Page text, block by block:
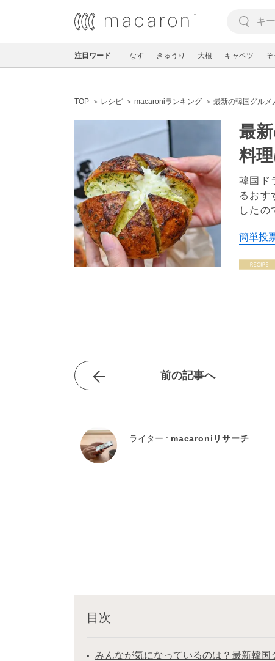
注目ワード なす きゅうり 大根 キャベツ そ
TOP レシピ macaroniランキング 最新の韓国グルメ
最
料
韓国ド
るおす
したの
簡単投
前の記事へ
ライター : macaroniリサーチ
目次
みんなが気になっているのは？最新韓国